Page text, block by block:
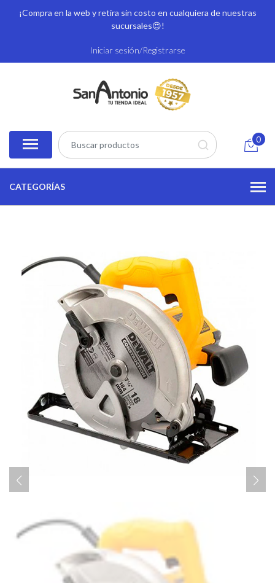
¡Compra en la web y retira sin costo en cualquiera de nuestras
sucursales😍!
Iniciar sesión/Registrarse
0
CATEGORÍAS